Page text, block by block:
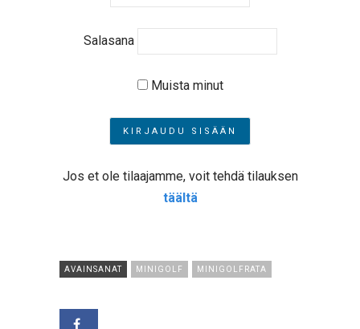
Salasana
Muista minut
Jos et ole tilaajamme, voit tehdä tilauksen
täältä
AVAINSANAT MINIGOLF MINIGOLFRATA